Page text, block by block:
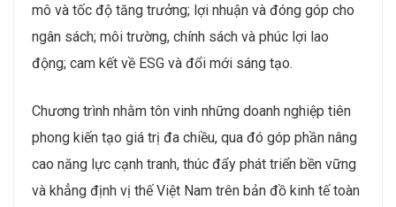
mô và tốc độ tăng trưởng; lợi nhuận và đóng góp cho
ngân sách; môi trường, chính sách và phúc lợi lao
động; cam kết về ESG và đổi mới sáng tạo.
Chương trình nhằm tôn vinh những doanh nghiệp tiên
phong kiến tạo giá trị đa chiều, qua đó góp phần nâng
cao năng lực cạnh tranh, thúc đẩy phát triển bền vững
và khẳng định vị thế Việt Nam trên bản đồ kinh tế toàn